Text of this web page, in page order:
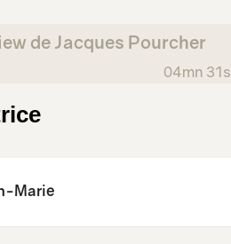
de Jacques Pourcher
04mn 31s
Marie